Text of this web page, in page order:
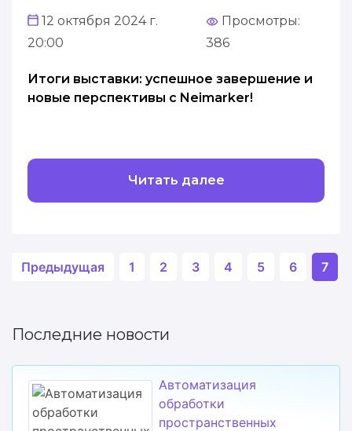
12 октября 2024 г.
20:00
Просмотры:
386
Итоги выставки: успешное завершение и
новые перспективы с Neimarker!
Читать далее
Предыдущая 1 2 3 4 5 6 7
Последние новости
Автоматизация
обработки
пространственных